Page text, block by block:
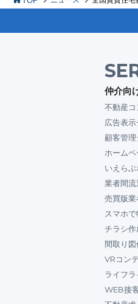
仲介向
不動産
広告表示
顧客管理
ホーム
いえら
業者間流
売買版業
スマホ
チラシ作
間取り図
VRコン
ライフ
WEB接